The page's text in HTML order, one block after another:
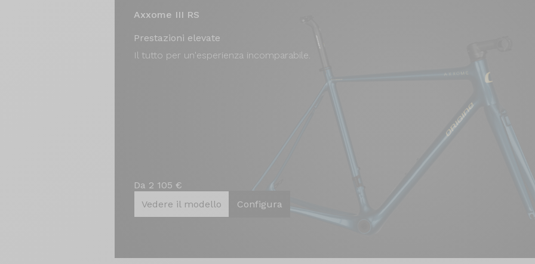
Axxome III RS
Prestazioni elevate
Il tutto per un'esperienza incomparabile.
Da 2 105 €
Vedere il modello
Configura